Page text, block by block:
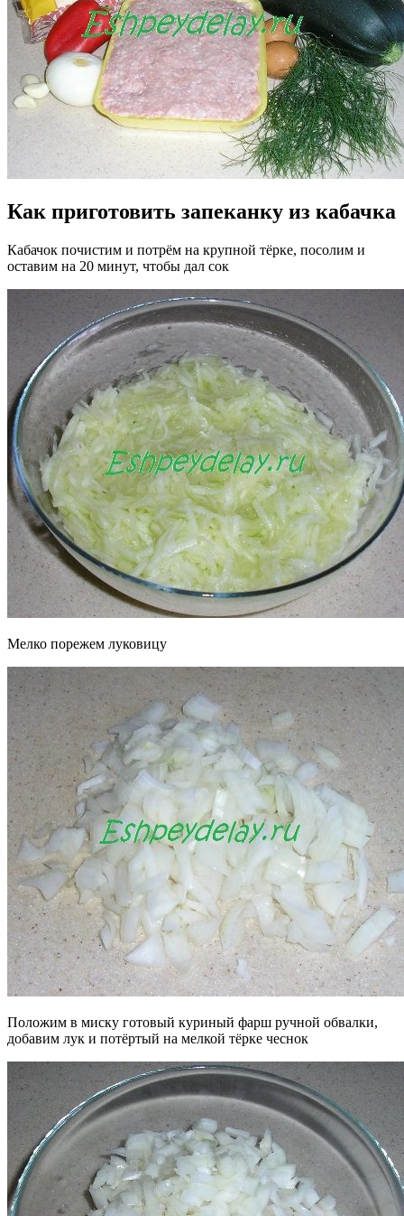
Как приготовить запеканку из кабачка
Кабачок почистим и потрём на крупной тёрке, посолим и
оставим на 20 минут, чтобы дал сок
Мелко порежем луковицу
Положим в миску готовый куриный фарш ручной обвалки,
добавим лук и потёртый на мелкой тёрке чеснок